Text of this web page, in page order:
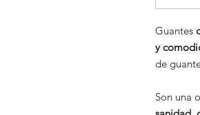
Guantes
y
de
Son una